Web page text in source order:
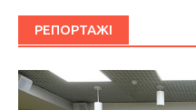
РЕПОРТАЖІ